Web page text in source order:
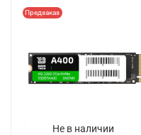
Не в наличии
Предзаказ